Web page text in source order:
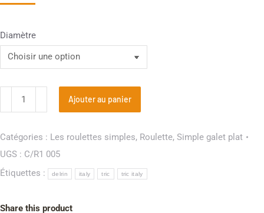
Diamètre
Ajouter au panier
Catégories : Les roulettes simples, Roulette, Simple galet plat
UGS : C/R1 005
Étiquettes :
delrin italy tric tric italy
Share this product